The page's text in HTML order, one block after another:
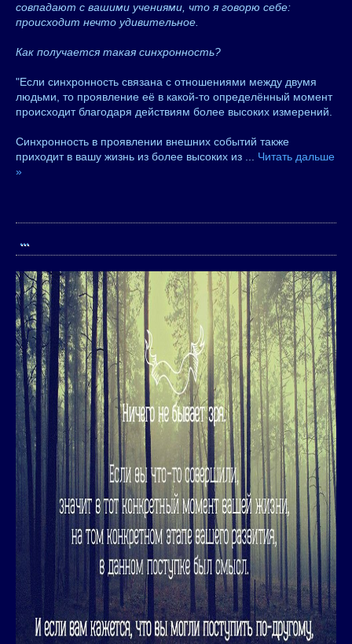
совпадают с вашими учениями, что я говорю себе:
происходит нечто удивительное.
Как получается такая синхронность?
"Если синхронность связана с отношениями между двумя
людьми, то проявление её в какой-то определённый момент
происходит благодаря действиям более высоких измерений.
Синхронность в проявлении внешних событий также
приходит в вашу жизнь из более высоких из
Читать дальше
»
...